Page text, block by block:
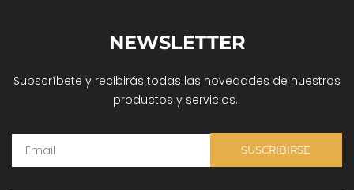
NEWSLETTER
Subscríbete y recibirás todas las novedades de nuestros
productos y servicios.
SUSCRIBIRSE